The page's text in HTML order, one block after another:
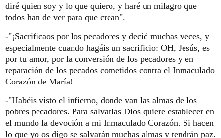
diré quien soy y lo que quiero, y haré un milagro que
todos han de ver para que crean".
-"¡Sacrificaos por los pecadores y decid muchas veces, y
especialmente cuando hagáis un sacrificio: OH, Jesús, es
por tu amor, por la conversión de los pecadores y en
reparación de los pecados cometidos contra el Inmaculado
Corazón de María!
-"Habéis visto el infierno, donde van las almas de los
pobres pecadores. Para salvarlas Dios quiere establecer en
el mundo la devoción a mi Inmaculado Corazón. Si hacen
lo que yo os digo se salvarán muchas almas y tendrán paz.